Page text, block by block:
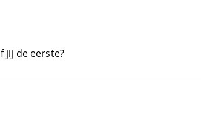
jij de eerste?